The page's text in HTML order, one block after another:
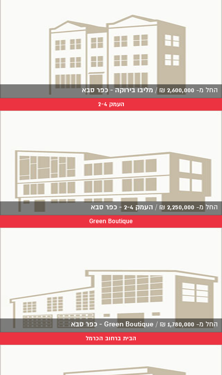
החל מ- 2,600,000
₪
/ מליבו בירוקה - כפר סבא
העמק 2-4
החל מ- 2,250,000
₪
/ העמק 2-4 - כפר סבא
Green Boutique
החל מ- 1,780,000
₪
/ Green Boutique - כפר סבא
הבית ברחוב הכרמל